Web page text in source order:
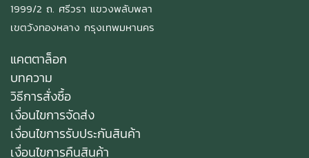
1999/2 ถ. ศรีวรา แขวงพลับพลา
เขตวังทองหลาง กรุงเทพมหานคร
แคตตาล็อก
บทความ
วิธีการสั่งซื้อ
เงื่อนไขการจัดส่ง
เงื่อนไขการรับประกันสินค้า
เงื่อนไขการคืนสินค้า